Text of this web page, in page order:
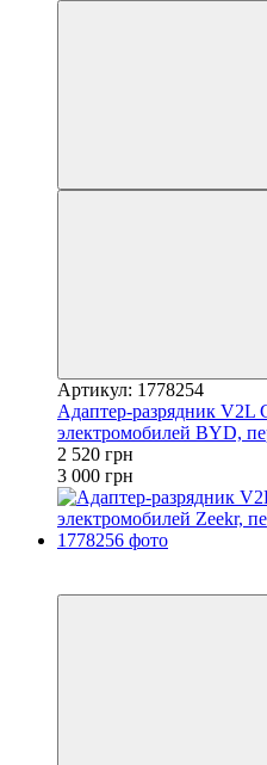
Артикул: 1778254
Адаптер-разрядник V2L
электромобилей BYD,
2 520 грн
3 000 грн